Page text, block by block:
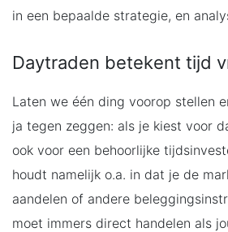
in een bepaalde strategie, en
Daytraden betekent tijd
Laten we één ding voorop stellen
ja tegen zeggen: als je kiest voor
ook voor een behoorlijke
houdt namelijk o.a. in dat je de
aandelen of andere
moet immers direct handelen als